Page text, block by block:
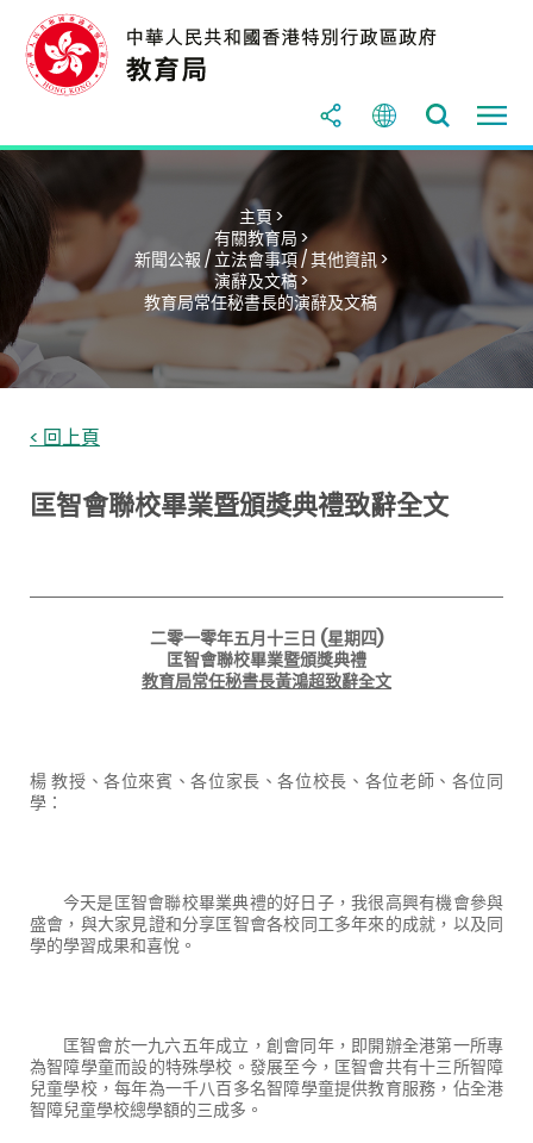
主頁 >
有關教育局 >
新聞公報 / 立法會事項 / 其他資訊 >
演辭及文稿 >
教育局常任秘書長的演辭及文稿
< 回上頁
匡智會聯校畢業暨頒獎典禮致辭全文
二零一零年五月十三日 (星期四)
匡智會聯校畢業暨頒獎典禮
教育局常任秘書長黃鴻超致辭全文
楊 教授、各位來賓、各位家長、各位校長、各位老師、各位同
學：
今天是匡智會聯校畢業典禮的好日子，我很高興有機會參與
盛會，與大家見證和分享匡智會各校同工多年來的成就，以及同
學的學習成果和喜悅。
匡智會於一九六五年成立，創會同年，即開辦全港第一所專
為智障學童而設的特殊學校。發展至今，匡智會共有十三所智障
兒童學校，每年為一千八百多名智障學童提供教育服務，佔全港
智障兒童學校總學額的三成多。